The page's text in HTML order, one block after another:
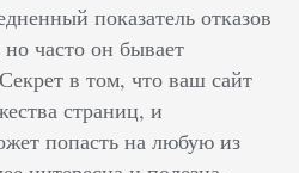
показатель отказов
часто он бывает
в том, что ваш сайт
страниц, и
попасть на любую из